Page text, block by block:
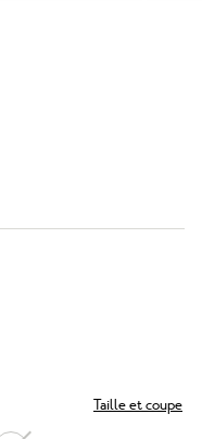
Taille et coupe